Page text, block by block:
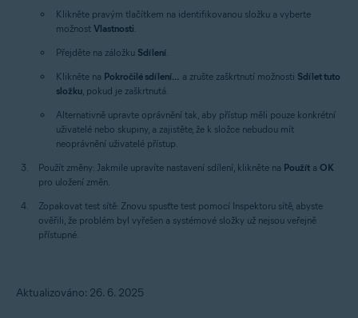
Klikněte pravým tlačítkem na identifikovanou složku a vyberte
možnost Vlastnosti.
Přejděte na záložku Sdílení.
Klikněte na Pokročilé sdílení… a zrušte zaškrtnutí možnosti Sdílet tuto
složku, pokud je zaškrtnutá.
Alternativně upravte oprávnění tak, aby přístup měli pouze konkrétní
uživatelé nebo skupiny, a zajistěte, že k složce nebudou mít
neoprávnění uživatelé přístup.
Použít změny: Jakmile upravíte nastavení sdílení, klikněte na Použít a OK
pro uložení změn.
Zopakovat test sítě: Znovu spusťte test pomocí Inspektoru sítě, abyste
ověřili, že problém byl vyřešen a systémové složky už nejsou veřejně
přístupné.
Aktualizováno: 26. 6. 2025